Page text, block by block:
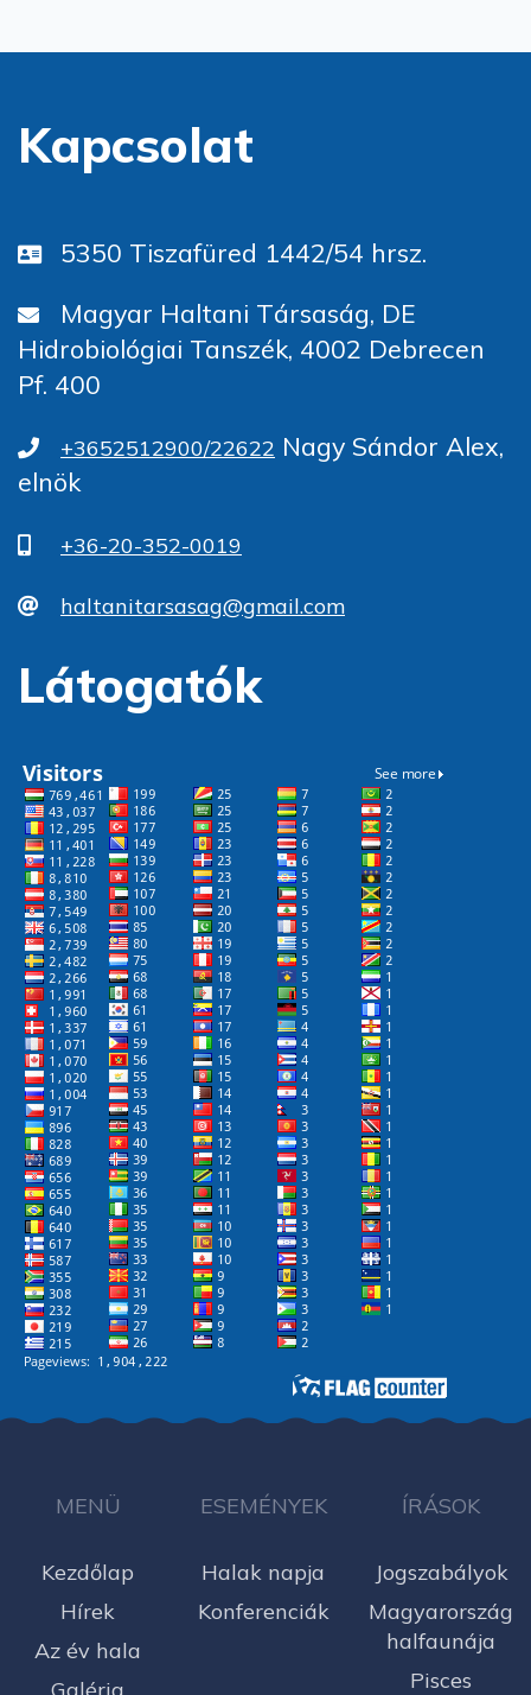
Kapcsolat
5350 Tiszafüred 1442/54 hrsz.
Magyar Haltani Társaság, DE
Hidrobiológiai Tanszék, 4002 Debrecen
Pf. 400
+3652512900/22622 Nagy Sándor Alex,
elnök
+36-20-352-0019
haltanitarsasag@gmail.com
Látogatók
MENÜ
Kezdőlap
Hírek
Az év hala
Galéria
ESEMÉNYEK
Halak napja
Konferenciák
ÍRÁSOK
Jogszabályok
Magyarország
halfaunája
Pisces